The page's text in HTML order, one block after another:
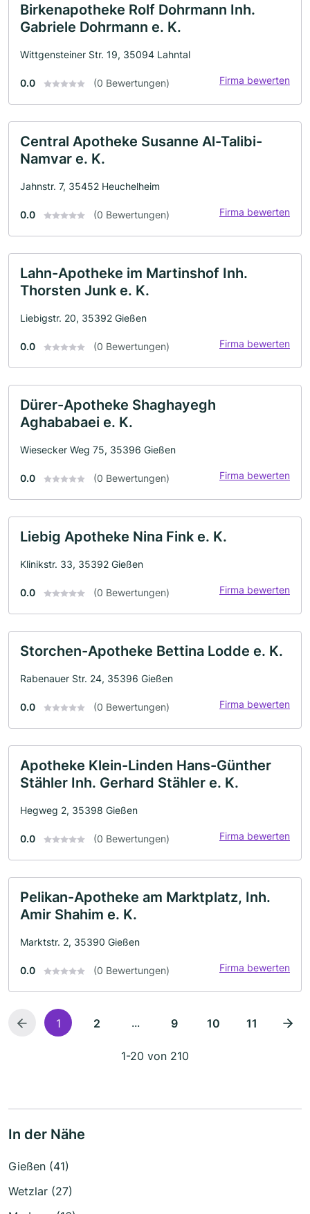
Birkenapotheke Rolf Dohrmann Inh.
Gabriele Dohrmann e. K.
Wittgensteiner Str. 19, 35094 Lahntal
0.0 (0 Bewertungen) Firma bewerten
Central Apotheke Susanne Al-Talibi-
Namvar e. K.
Jahnstr. 7, 35452 Heuchelheim
0.0 (0 Bewertungen) Firma bewerten
Lahn-Apotheke im Martinshof Inh.
Thorsten Junk e. K.
Liebigstr. 20, 35392 Gießen
0.0 (0 Bewertungen) Firma bewerten
Dürer-Apotheke Shaghayegh
Aghababaei e. K.
Wiesecker Weg 75, 35396 Gießen
0.0 (0 Bewertungen) Firma bewerten
Liebig Apotheke Nina Fink e. K.
Klinikstr. 33, 35392 Gießen
0.0 (0 Bewertungen) Firma bewerten
Storchen-Apotheke Bettina Lodde e. K.
Rabenauer Str. 24, 35396 Gießen
0.0 (0 Bewertungen) Firma bewerten
Apotheke Klein-Linden Hans-Günther
Stähler Inh. Gerhard Stähler e. K.
Hegweg 2, 35398 Gießen
0.0 (0 Bewertungen) Firma bewerten
Pelikan-Apotheke am Marktplatz, Inh.
Amir Shahim e. K.
Marktstr. 2, 35390 Gießen
0.0 (0 Bewertungen) Firma bewerten
1 2 ... 9 10 11
1-20 von 210
In der Nähe
Gießen (41)
Wetzlar (27)